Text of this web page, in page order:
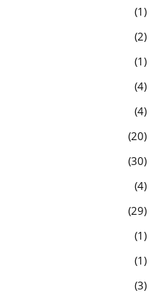
1
2
1
4
4
20
30
4
29
1
1
3